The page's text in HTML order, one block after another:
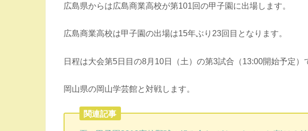
広島県からは広島商業高校が第101回の甲子園に出場します。
広島商業高校は甲子園の出場は15年ぶり23回目となります。
日程は大会第5日目の8月10日（土）の第3試合（13:00開始予定）
岡山県の岡山学芸館と対戦します。
関連記事